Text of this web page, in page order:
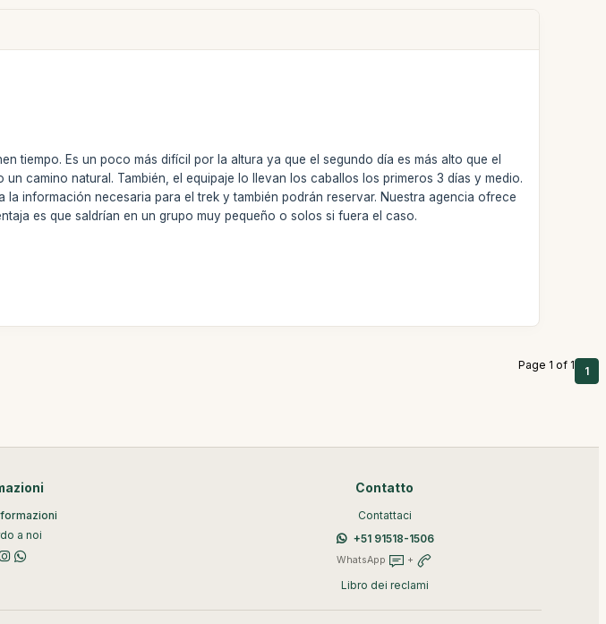
tiempo. Es un poco más difícil por la altura ya que el segundo día es más alto que el
camino natural. También, el equipaje lo llevan los caballos los primeros 3 días y medio.
información necesaria para el trek y también podrán reservar. Nuestra agencia ofrece
es que saldrían en un grupo muy pequeño o solos si fuera el caso.
Page 1 of 1 1
a noi
Contatto
Contattaci
+51 91518-1506
WhatsApp +
Libro dei reclami